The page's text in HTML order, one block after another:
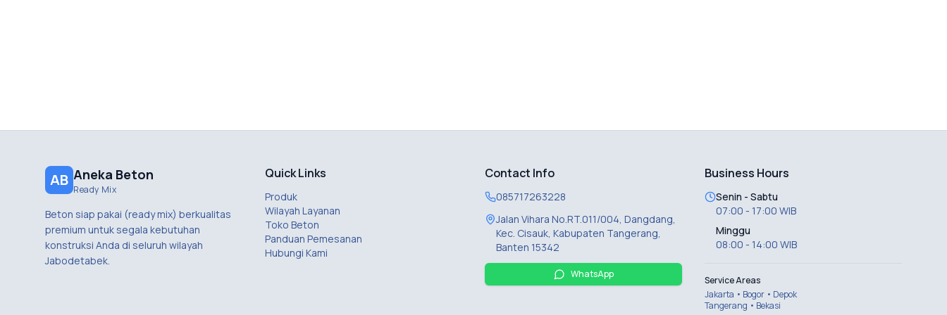
AB Aneka Beton
Ready Mix
Beton siap pakai (ready mix) berkualitas
premium untuk segala kebutuhan
konstruksi Anda di seluruh wilayah
Jabodetabek.
Quick Links
Produk
Wilayah Layanan
Toko Beton
Panduan Pemesanan
Hubungi Kami
Contact Info
085717263228
Jalan Vihara No.RT.011/004, Dangdang,
Kec. Cisauk, Kabupaten Tangerang,
Banten 15342
WhatsApp
Business Hours
Senin - Sabtu
07:00 - 17:00 WIB
Minggu
08:00 - 14:00 WIB
Service Areas
Jakarta • Bogor • Depok
Tangerang • Bekasi